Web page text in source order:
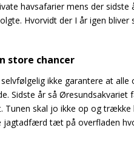
havsafarier mens der
Hvorvidt der I år igen
store chancer
ikke garantere at
Sidste år så
Tunen skal jo ikke op og
jagtadfærd tæt på overfladen